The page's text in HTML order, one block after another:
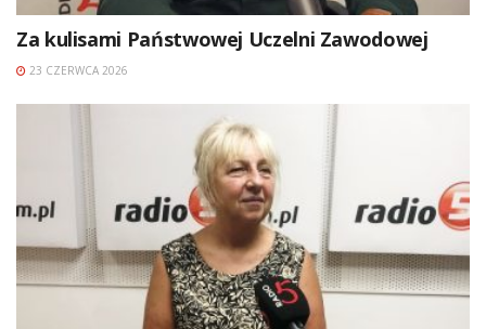
Za kulisami Państwowej Uczelni Zawodowej
23 CZERWCA 2026